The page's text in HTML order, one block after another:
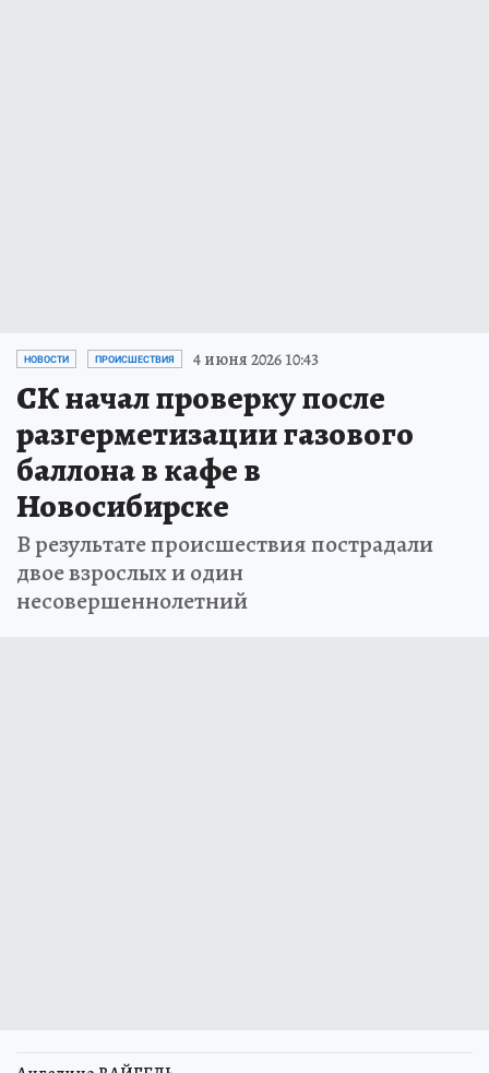
НОВОСТИ ПРОИСШЕСТВИЯ 4 июня 2026 10:43
СК начал проверку после
разгерметизации газового
баллона в кафе в
Новосибирске
В результате происшествия пострадали
двое взрослых и один
несовершеннолетний